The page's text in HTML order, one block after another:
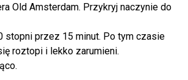
Old Amsterdam. Przykryj naczynie do
stopni przez 15 minut. Po tym czasie
roztopi i lekko zarumieni.